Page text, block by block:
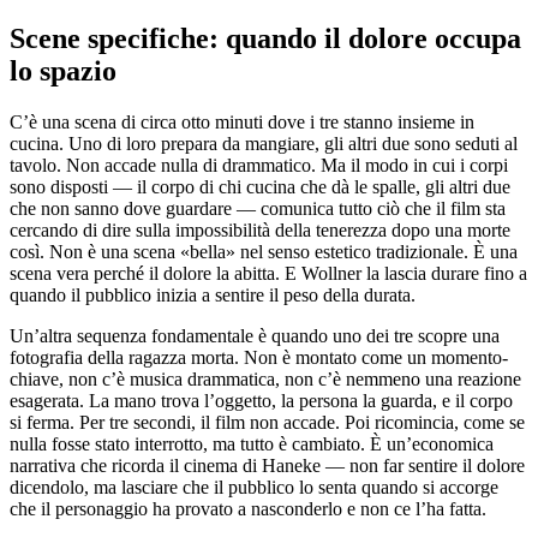
Scene specifiche: quando il dolore occupa
lo spazio
C’è una scena di circa otto minuti dove i tre stanno insieme in
cucina. Uno di loro prepara da mangiare, gli altri due sono seduti al
tavolo. Non accade nulla di drammatico. Ma il modo in cui i corpi
sono disposti — il corpo di chi cucina che dà le spalle, gli altri due
che non sanno dove guardare — comunica tutto ciò che il film sta
cercando di dire sulla impossibilità della tenerezza dopo una morte
così. Non è una scena «bella» nel senso estetico tradizionale. È una
scena vera perché il dolore la abitta. E Wollner la lascia durare fino a
quando il pubblico inizia a sentire il peso della durata.
Un’altra sequenza fondamentale è quando uno dei tre scopre una
fotografia della ragazza morta. Non è montato come un momento-
chiave, non c’è musica drammatica, non c’è nemmeno una reazione
esagerata. La mano trova l’oggetto, la persona la guarda, e il corpo
si ferma. Per tre secondi, il film non accade. Poi ricomincia, come se
nulla fosse stato interrotto, ma tutto è cambiato. È un’economica
narrativa che ricorda il cinema di Haneke — non far sentire il dolore
dicendolo, ma lasciare che il pubblico lo senta quando si accorge
che il personaggio ha provato a nasconderlo e non ce l’ha fatta.